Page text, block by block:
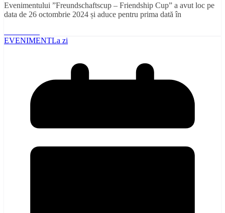
Evenimentului ”Freundschaftscup – Friendship Cup” a avut loc pe
data de 26 octombrie 2024 și aduce pentru prima dată în
EVENIMENTLa zi